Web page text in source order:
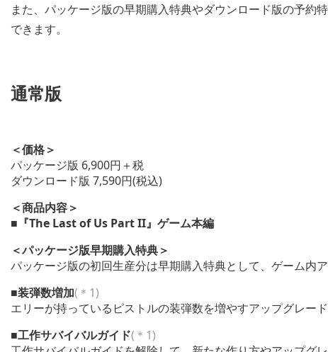
また、パッケージ版の早期購入特典やダウンロード版の予約
できます。
通常版
＜価格＞
パッケージ版 6,900円＋税
ダウンロード版 7,590円(税込)
＜商品内容＞
■『The Last of Us Part II』ゲーム本編
＜パッケージ版早期購入特典＞
パッケージ版の初回生産分は早期購入特典として、ゲーム内
■装弾数増加(＊1)
エリーが持っているピストルの装弾数を増やすアップグレード
■工作サバイバルガイド(＊1)